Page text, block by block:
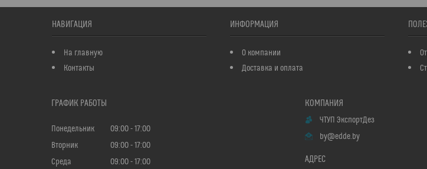
НАВИГАЦИЯ
На главную
Контакты
ИНФОРМАЦИЯ
О компании
Доставка и оплата
ГРАФИК РАБОТЫ
Понедельник 09:00
17:00
Вторник
09:00
17:00
Среда
09:00
17:00
ЧТУП ЭкспортДез
by@edde.by